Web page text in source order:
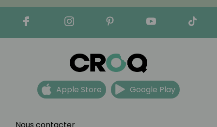
Nous contacter
Apple Store Google Play